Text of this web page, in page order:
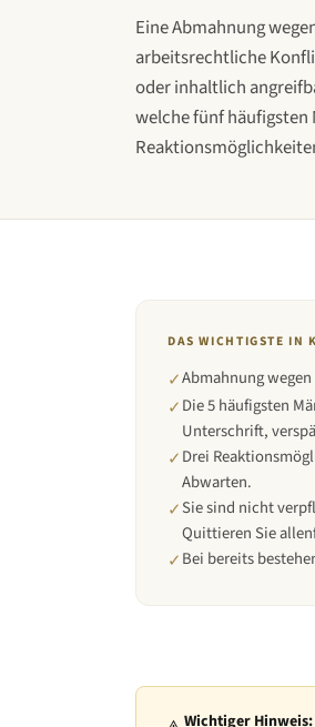
Eine Abmahnung
arbeitsrechtliche
oder inhaltlich
welche fünf häufigsten
DAS WICHTIGSTE IN
✓Abmahnung
✓Die 5 häufigsten
Unterschrift,
✓Drei
Abwarten.
✓Sie sind nicht
Quittieren Sie
✓Bei bereits
Wichtiger Hinweis: